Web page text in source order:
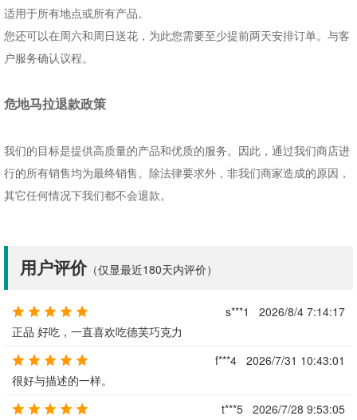
适用于所有地点或所有产品。
您还可以在周六和周日送花，为此您需要至少提前两天安排订单。与客
户服务确认议程。
危地马拉退款政策
我们的目标是提供高质量的产品和优质的服务。因此，通过我们商店进
行的所有销售均为最终销售。除法律要求外，非我们商家造成的原因，
其它任何情况下我们都不会退款。
用户评价（仅显最近180天内评价）
s***1
2026/8/4 7:14:17
正品 好吃，一直喜欢吃德芙巧克力
f***4
2026/7/31 10:43:01
很好与描述的一样。
t***5
2026/7/28 9:53:05